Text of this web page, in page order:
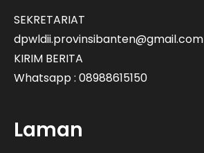
SEKRETARIAT
dpwldii.provinsibanten@gmail.com
KIRIM BERITA
Whatsapp : 08988615150
Laman